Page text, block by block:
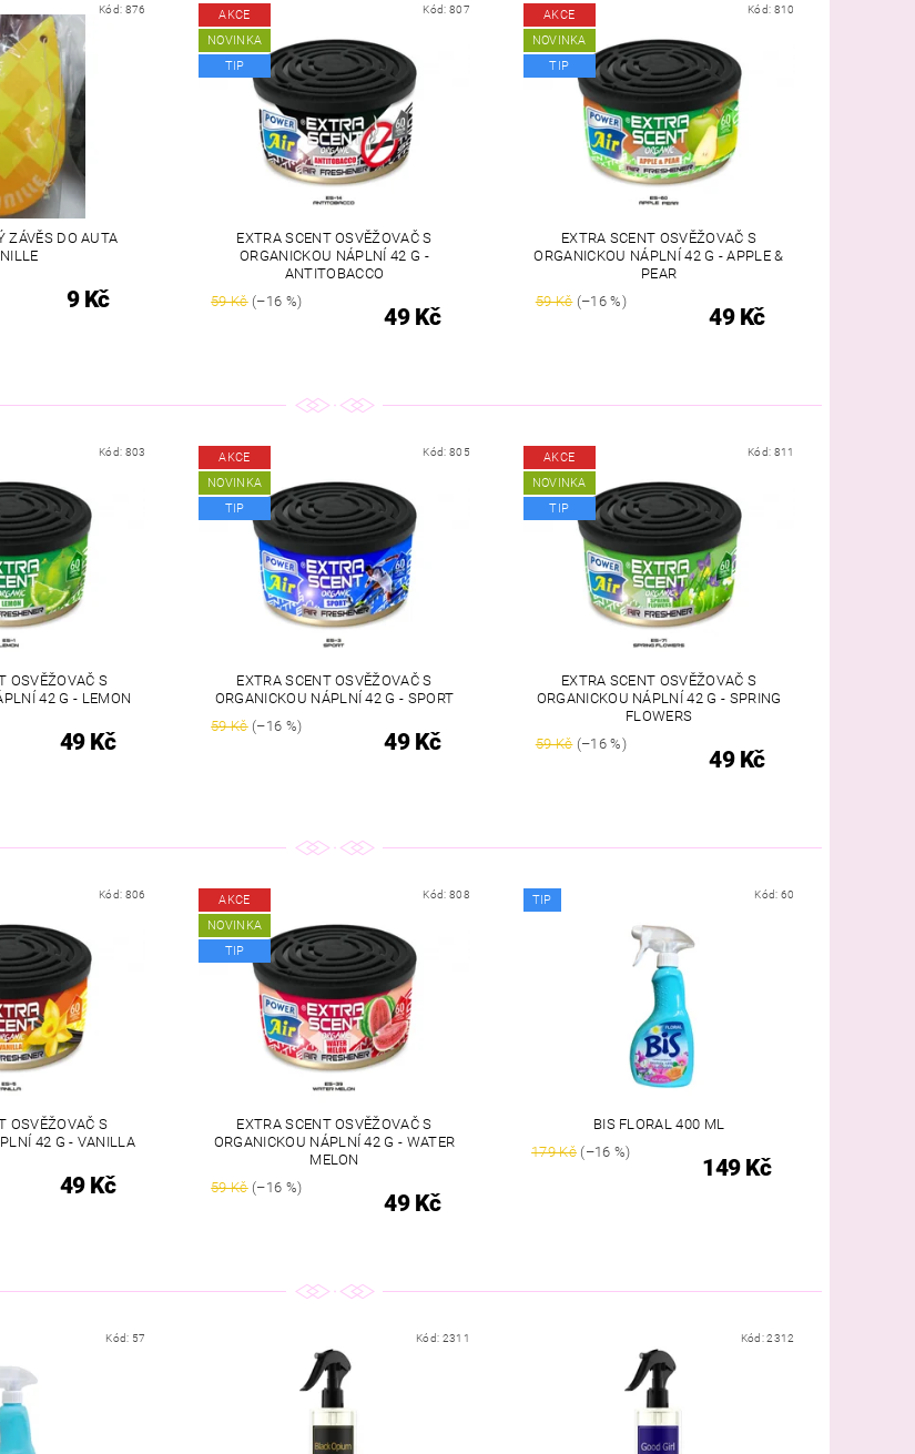
Kód: 876
ZÁVĚS DO AUTA
9 Kč
AKCE
NOVINKA
TIP
Kód:807
EXTRA SCENT OSVĚŽOVAČ S
ORGANICKOU NÁPLNÍ 42 G -
ANTITOBACCO
59 Kč(–16 %)
49 Kč
AKCE
NOVINKA
TIP
Kód: 810
EXTRA SCENT OSVĚŽOVAČ S
ORGANICKOU NÁPLNÍ 42 G - APPLE &
PEAR
59 Kč(–16 %)
49 Kč
Kód: 803
OSVĚŽOVAČ S
42 G - LEMON
49 Kč
AKCE
NOVINKA
TIP
Kód:805
EXTRA SCENT OSVĚŽOVAČ S
ORGANICKOU NÁPLNÍ 42 G - SPORT
59 Kč(–16 %)
49 Kč
AKCE
NOVINKA
TIP
Kód: 811
EXTRA SCENT OSVĚŽOVAČ S
ORGANICKOU NÁPLNÍ 42 G - SPRING
FLOWERS
59 Kč(–16 %)
49 Kč
Kód: 806
OSVĚŽOVAČ S
42 G - VANILLA
49 Kč
AKCE
NOVINKA
TIP
Kód:808
EXTRA SCENT OSVĚŽOVAČ S
ORGANICKOU NÁPLNÍ 42 G - WATER
MELON
59 Kč(–16 %)
49 Kč
TIP Kód: 60
BIS FLORAL 400 ML
179 Kč (–16 %)
149 Kč
Kód: 57 Kód: 2311 Kód:2312